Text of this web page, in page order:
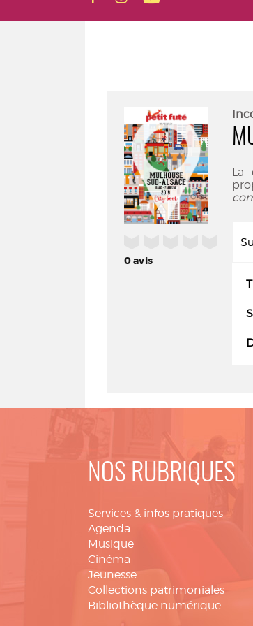
0avis
La
NOS RUBRIQUES
Services & infos pratiques
Agenda
Musique
Cinéma
Jeunesse
Collections patrimoniales
Bibliothèque numérique